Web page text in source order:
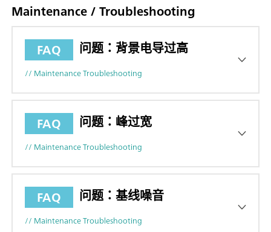
Maintenance / Troubleshooting
FAQ
问题：背景电导过高
// Maintenance Troubleshooting
FAQ 问题：峰过宽
// Maintenance Troubleshooting
FAQ 问题：基线噪音
// Maintenance Troubleshooting